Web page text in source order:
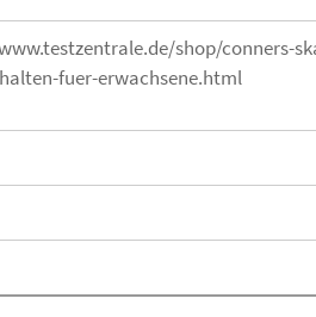
shop/conners-
fuer-erwachsene.html